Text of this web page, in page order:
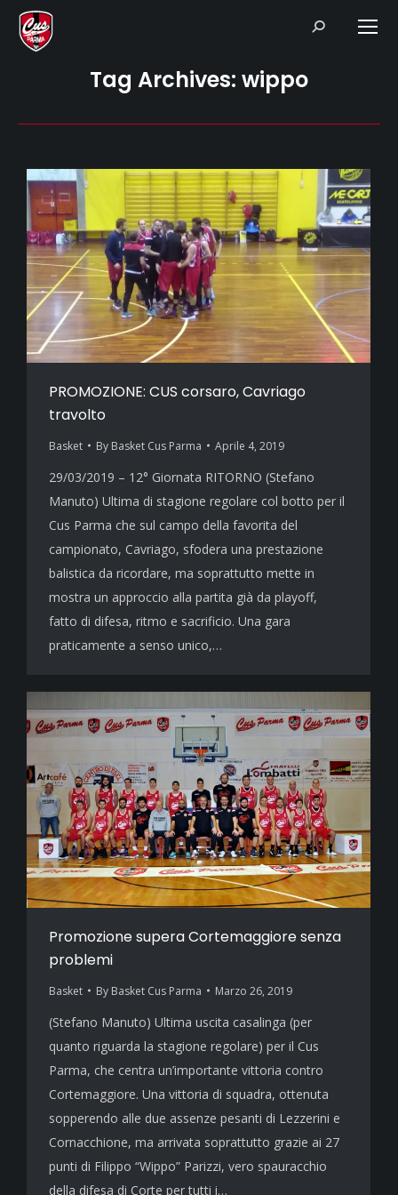
Search:
Tag Archives: wippo
PROMOZIONE: CUS corsaro, Cavriago
travolto
Basket By Basket Cus Parma Aprile 4, 2019
29/03/2019 – 12° Giornata RITORNO (Stefano
Manuto) Ultima di stagione regolare col botto per il
Cus Parma che sul campo della favorita del
campionato, Cavriago, sfodera una prestazione
balistica da ricordare, ma soprattutto mette in
mostra un approccio alla partita già da playoff,
fatto di difesa, ritmo e sacrificio. Una gara
praticamente a senso unico,…
Promozione supera Cortemaggiore senza
problemi
Basket By Basket Cus Parma Marzo 26, 2019
(Stefano Manuto) Ultima uscita casalinga (per
quanto riguarda la stagione regolare) per il Cus
Parma, che centra un’importante vittoria contro
Cortemaggiore. Una vittoria di squadra, ottenuta
sopperendo alle due assenze pesanti di Lezzerini e
Cornacchione, ma arrivata soprattutto grazie ai 27
punti di Filippo “Wippo” Parizzi, vero spauracchio
della difesa di Corte per tutti i…